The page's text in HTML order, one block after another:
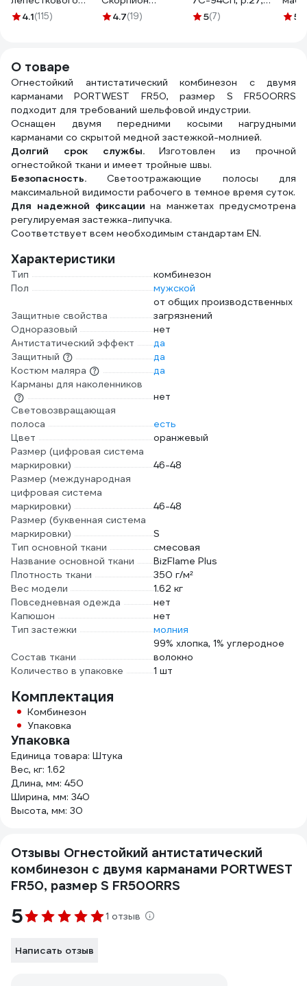
типа с клапаном
4.1(115)
"Пионер"
4.7(19)
000 черный
5(7) 5
О товаре
Огнестойкий антистатический комбинезон с двумя
карманами PORTWEST FR50, размер S FR50ORRS
подходит для требований шельфовой индустрии.
Оснащен двумя передними косыми нагрудными
карманами со скрытой медной застежкой-молнией.
Долгий срок службы.Изготовлен из прочной
огнестойкой ткани и имеет тройные швы.
Безопасность. Светоотражающие полосы для
максимальной видимости рабочего в темное время суток.
Для надежной фиксации на манжетах предусмотрена
регулируемая застежка-липучка.
Соответствует всем необходимым стандартам EN.
Характеристики
Тип
комбинезон
Пол
мужской
Защитные свойства
от общих производственных
загрязнений
Одноразовый
нет
Антистатический эффект
да
Защитный
да
Костюм маляра
да
Карманы для наколенников
нет
Световозвращающая
полоса
есть
Цвет
оранжевый
Размер (цифровая система
маркировки)
46-48
Размер (международная
цифровая система
маркировки)
46-48
Размер (буквенная система
маркировки)
S
Тип основной ткани
смесовая
Название основной ткани
BizFlame Plus
Плотность ткани
350 г/м²
Вес модели
1.62 кг
Повседневная одежда
нет
Капюшон
нет
Тип застежки
молния
Состав ткани
99% хлопка, 1% углеродное
волокно
Количество в упаковке
1 шт
Комплектация
Комбинезон
Упаковка
Упаковка
Единица товара: Штука
Вес, кг: 1.62
Длина, мм: 450
Ширина, мм: 340
Высота, мм: 30
Отзывы Огнестойкий антистатический
комбинезон с двумя карманами PORTWEST
FR50, размер S FR50ORRS
5 1 отзыв
Написать отзыв